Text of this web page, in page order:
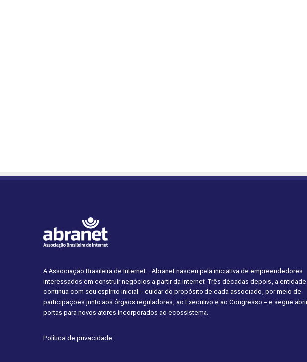
A Associação Brasileira de Internet - Abranet nasceu pela iniciativa de empreendedores
interessados em construir negócios a partir da internet. Três décadas depois, a entidade
continua com seu espírito inicial – cuidar do propósito de cada associado, por meio de
participações junto aos órgãos reguladores, ao Executivo e ao Congresso – e segue
portas para novos atores incorporados ao ecossistema.
Política de privacidade